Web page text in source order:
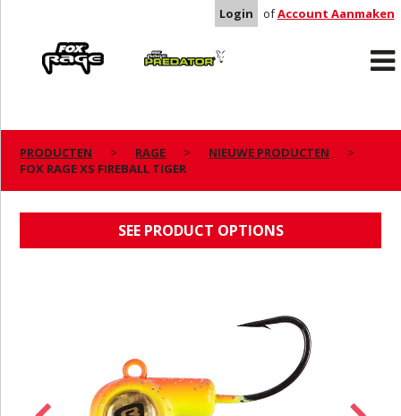
Login ofAccount Aanmaken
Predator
PRODUCTEN RAGE
NIEUWE PRODUCTEN
FOX RAGE XS FIREBALL TIGER
SEE PRODUCT OPTIONS